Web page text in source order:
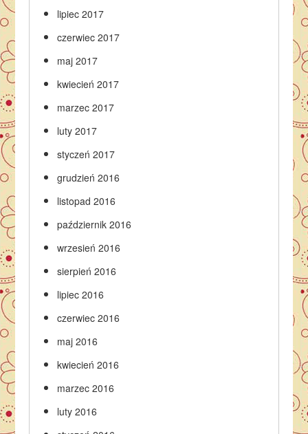
lipiec 2017
czerwiec 2017
maj 2017
kwiecień 2017
marzec 2017
luty 2017
styczeń 2017
grudzień 2016
listopad 2016
październik 2016
wrzesień 2016
sierpień 2016
lipiec 2016
czerwiec 2016
maj 2016
kwiecień 2016
marzec 2016
luty 2016